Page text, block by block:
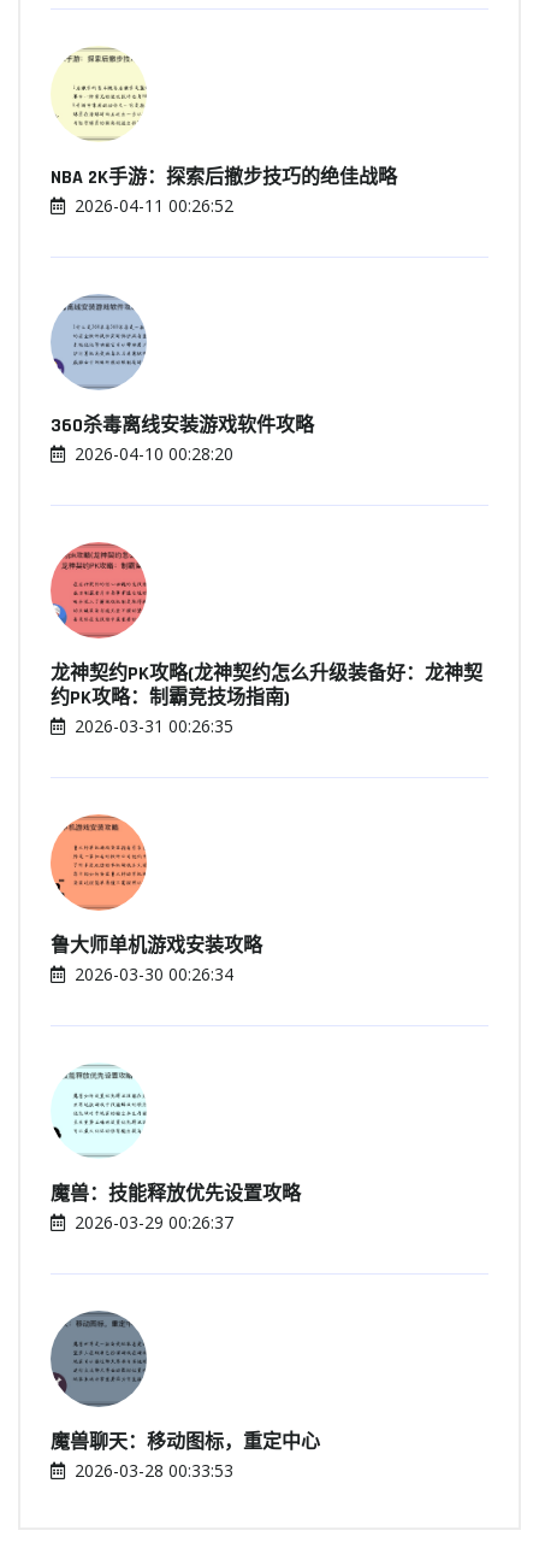
NBA 2K手游：探索后撤步技巧的绝佳战略
2026-04-11 00:26:52
360杀毒离线安装游戏软件攻略
2026-04-10 00:28:20
龙神契约PK攻略(龙神契约怎么升级装备好：龙神契
约PK攻略：制霸竞技场指南)
2026-03-31 00:26:35
鲁大师单机游戏安装攻略
2026-03-30 00:26:34
魔兽：技能释放优先设置攻略
2026-03-29 00:26:37
魔兽聊天：移动图标，重定中心
2026-03-28 00:33:53